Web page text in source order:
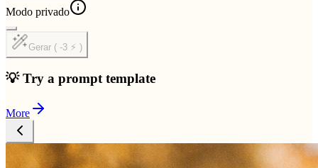
Modo privado
Gerar ( -3 ⚡ )
💡 Try a prompt template
More